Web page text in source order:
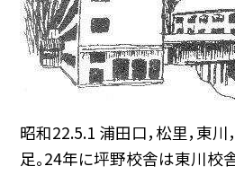
昭和22.5.1 浦田口，松里，東川
足。24年に坪野校舎は東川校